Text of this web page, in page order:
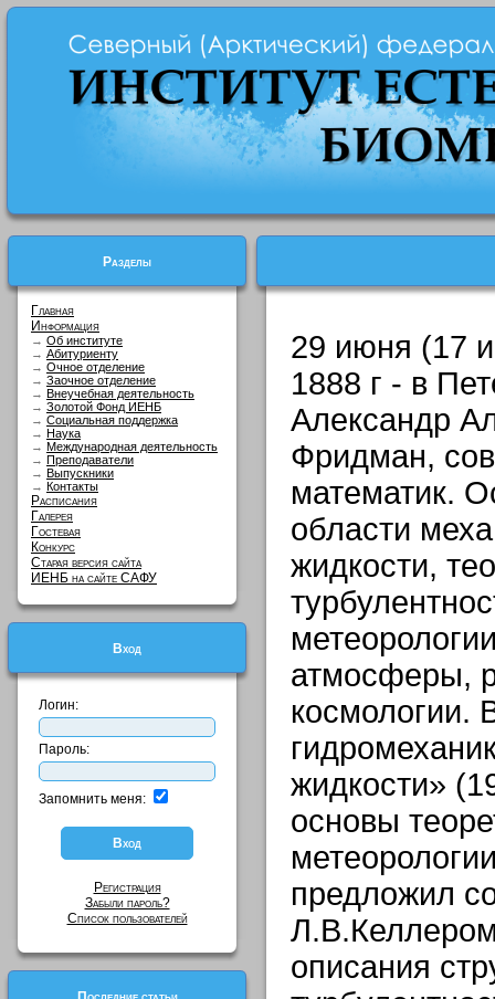
Разделы
Главная
Информация
→ Об институте
→ Абитуриенту
→ Очное отделение
→ Заочное отделение
→ Внеучебная деятельность
→ Золотой Фонд ИЕНБ
→ Социальная поддержка
→ Наука
→ Международная деятельность
→ Преподаватели
→ Выпускники
→ Контакты
Расписания
Галерея
Гостевая
Конкурс
Старая версия сайта
ИЕНБ на сайте САФУ
Вход
Логин:
Пароль:
Запомнить меня:
Регистрация
Забыли пароль?
Список пользователей
29 июня (17
1888 г - в
Александр
Фридман,
математик.
области
жидкости,
атмосферы,
космологии.
жидкости»
основы
предложил
описания